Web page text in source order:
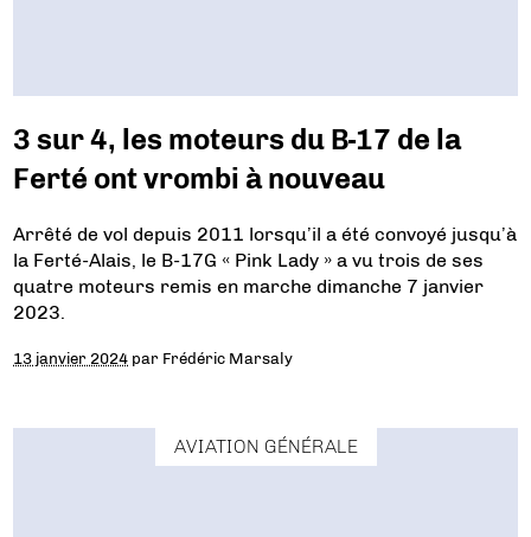
3 sur 4, les moteurs du B-17 de la
Ferté ont vrombi à nouveau
Arrêté de vol depuis 2011 lorsqu’il a été convoyé jusqu’à
la Ferté-Alais, le B-17G « Pink Lady » a vu trois de ses
quatre moteurs remis en marche dimanche 7 janvier
2023.
13 janvier 2024 par Frédéric Marsaly
AVIATION GÉNÉRALE